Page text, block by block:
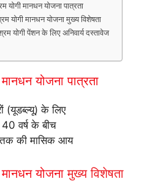
योगी मानधन योजना पात्रता
योगी मानधन योजना मुख्य विशेषता
योगी पेंशन के लिए अनिवार्य दस्तावेज
मानधन योजनापात्रता
(यूडब्ल्यू) के लिए
वर्ष के बीच
की मासिक आय
मानधन योजनामुख्य विशेषता